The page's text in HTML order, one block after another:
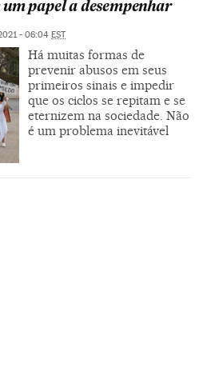
um papel a desempenhar
- 06:04 EST
Há muitas formas de
prevenir abusos em seus
primeiros sinais e impedir
que os ciclos se repitam e se
eternizem na sociedade. Não
é um problema inevitável